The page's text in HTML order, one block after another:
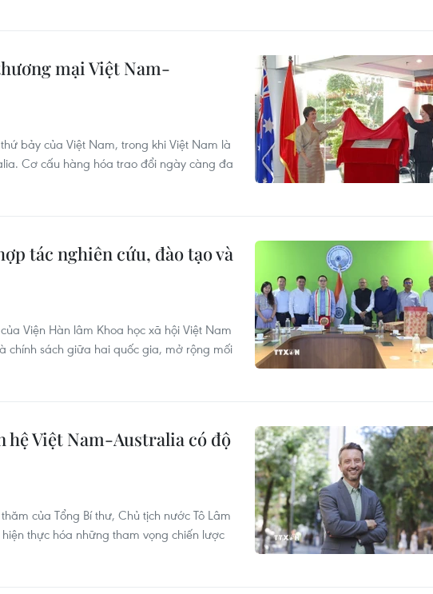
mại Việt Nam-
bảy của Việt Nam, trong khi Việt Nam là
Cơ cấu hàng hóa trao đổi ngày càng đa
tác nghiên cứu, đào tạo và
Viện Hàn lâm Khoa học xã hội Việt Nam
chính sách giữa hai quốc gia, mở rộng mối
hệ Việt Nam-Australia có độ
của Tổng Bí thư, Chủ tịch nước Tô Lâm
thực hóa những tham vọng chiến lược